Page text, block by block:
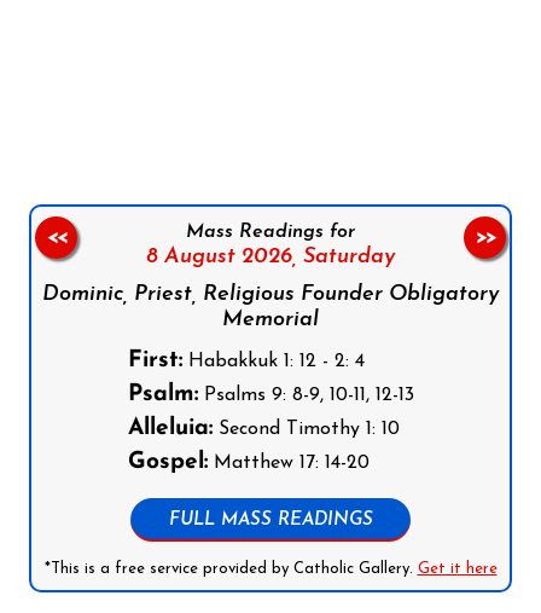
Mass Readings for
8 August 2026, Saturday
Dominic, Priest, Religious Founder Obligatory
Memorial
First:Habakkuk 1: 12 - 2: 4
Psalm:Psalms 9: 8-9, 10-11, 12-13
Alleluia:Second Timothy 1: 10
Gospel:Matthew 17: 14-20
FULL MASS READINGS
*This is a free service provided by Catholic Gallery. Get it here
<< >>